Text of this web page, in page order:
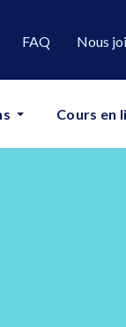
FAQ Nous
Cours en